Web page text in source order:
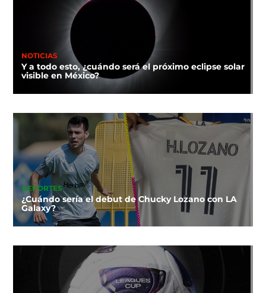
NOTICIAS
Y a todo esto, ¿cuándo será el próximo eclipse solar
visible en México?
DEPORTES
¿Cuándo sería el debut de Chucky Lozano con LA
Galaxy?